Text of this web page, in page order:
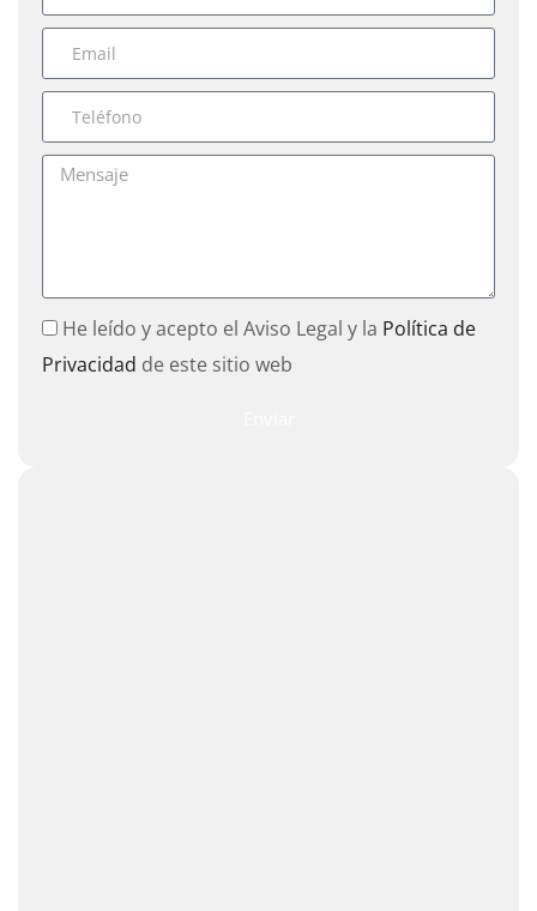
He leído y acepto el Aviso Legal y la Política de
Privacidad de este sitio web